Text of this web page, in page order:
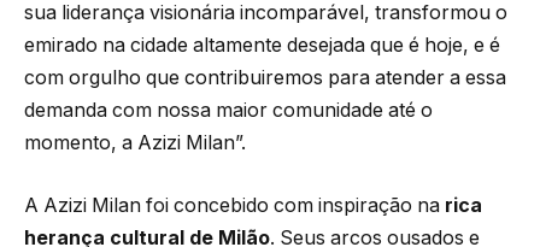
sua liderança visionária incomparável, transformou o
emirado na cidade altamente desejada que é hoje, e é
com orgulho que contribuiremos para atender a essa
demanda com nossa maior comunidade até o
momento, a Azizi Milan”.
A Azizi Milan foi concebido com inspiração na rica
herança cultural de Milão. Seus arcos ousados e